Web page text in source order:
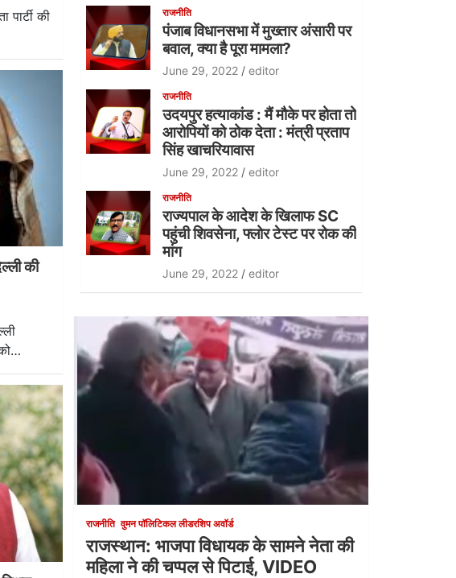
की
की
राजनीति
पंजाब विधानसभा में मुख्तार अंसारी पर
बवाल, क्या है पूरा मामला?
June 29, 2022 editor
राजनीति
उदयपुर हत्याकांड : मैं मौके पर होता तो
आरोपियों को ठोक देता : मंत्री प्रताप
सिंह खाचरियावास
June 29, 2022 editor
राजनीति
राज्यपाल के आदेश के खिलाफ SC
पहुंची शिवसेना, फ्लोर टेस्ट पर रोक की
मांग
June 29, 2022 editor
राजनीति वुमन पॉलिटिकल लीडरशिप अवॉर्ड
राजस्थान: भाजपा विधायक के सामने नेता की
महिला ने की चप्पल से पिटाई, VIDEO